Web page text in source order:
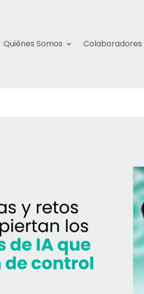
Quiénes Somos Colaboradores